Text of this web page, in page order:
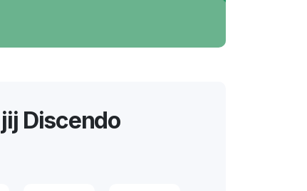
Discendo